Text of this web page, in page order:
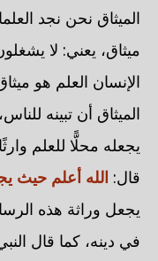
الميثاق نحن نجد
ميثاق، يعني: لا
الإنسان العلم هو
الميثاق أن تبينه
يجعله محلًّا للعلم
قال: الله أعلم حيث
يجعل وراثة هذه
في دينه، كما قال